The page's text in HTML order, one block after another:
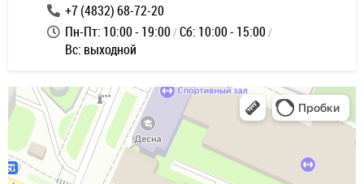
+7 (4832) 68-72-20
Пн-Пт: 10:00 - 19:00 Сб: 10:00 - 15:00
Вс: выходной